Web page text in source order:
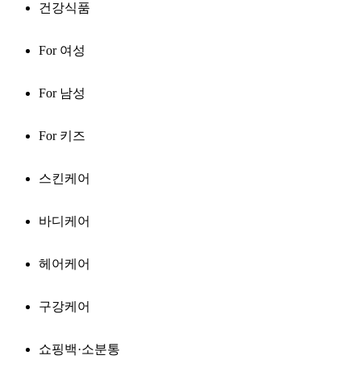
건강식품
For 여성
For 남성
For 키즈
스킨케어
바디케어
헤어케어
구강케어
쇼핑백·소분통